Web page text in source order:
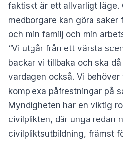
faktiskt är ett allvarligt läge.
medborgare kan göra saker
och min familj och min
“Vi utgår från ett värsta
backar vi tillbaka och ska
vardagen också. Vi
komplexa påfrestningar på
Myndigheten har en viktig
civilplikten, där unga redan
civilpliktsutbildning, främst